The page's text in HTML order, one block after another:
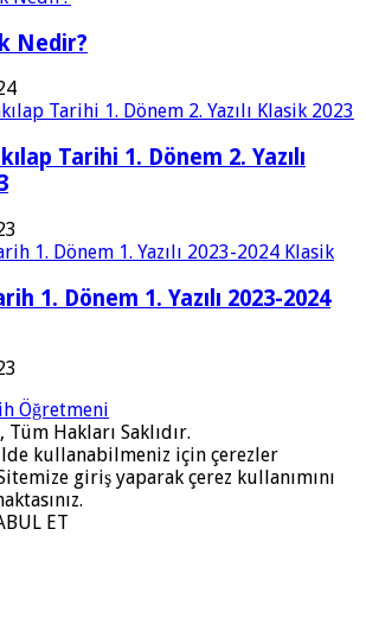
Nedir?
Tarihi 1. Dönem 2. Yazılı
1. Dönem 1. Yazılı 2023-2024
Öğretmeni
Hakları Saklıdır.
kullanabilmeniz için çerezler
giriş yaparak çerez kullanımını
ET